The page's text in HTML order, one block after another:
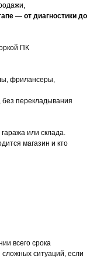
— от диагностики до
ПК
фрилансеры,
перекладывания
или склада.
магазин и кто
всего срока
ситуаций, если